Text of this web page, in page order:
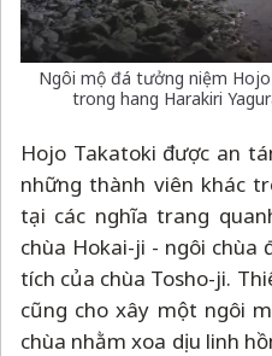
Ngôi mộ đá tưởng niệm
trong hang Harakiri
Hojo Takatoki được an
những thành viên khác
tại các nghĩa trang
chùa Hokai-ji - ngôi
tích của chùa Tosho-ji.
cũng cho xây một ngôi
chùa nhằm xoa dịu linh